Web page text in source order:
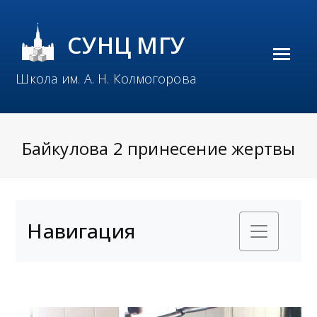
СУНЦ МГУ
Школа им. А. Н. Колмогорова
O
e
M
Байкулова 2 принесение жертвы
Навигация